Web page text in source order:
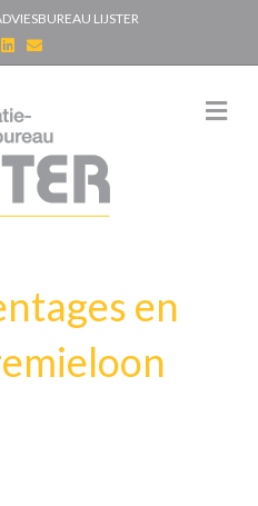
LIJSTER
E
m
a
M
e
en